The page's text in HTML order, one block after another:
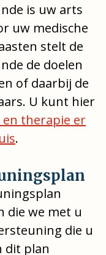
is uw arts
uw medische
stelt de
de doelen
of daarbij de
U kunt hier
therapie er
.
die we met u
die u
dit plan